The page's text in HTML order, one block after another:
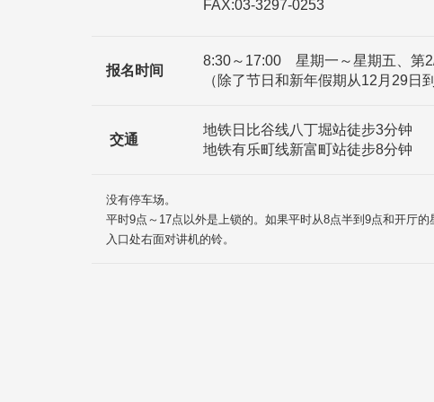
FAX:03-3297-0253
报名时间
8:30～17:00 星期一～星期五、第
（除了节日和新年假期从12月29日
交通
地铁日比谷线八丁堀站徒步3分钟
地铁有乐町线新富町站徒步8分钟
没有停车场。
平时9点～17点以外是上锁的。如果平时从8点半到9点和开厅
入口处右面对讲机的铃。